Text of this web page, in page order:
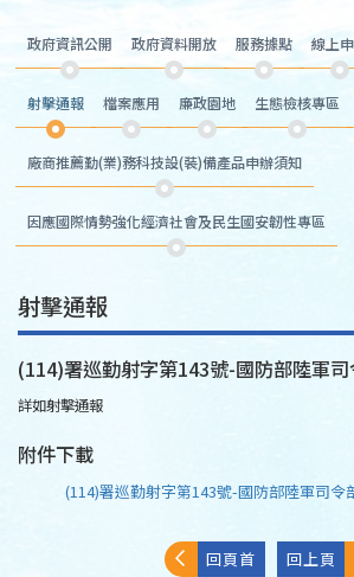
政府資訊公開 政府資料開放 服務據點 線上
射擊通報 檔案應用 廉政園地 生態檢核專區
廠商推薦勤(業)務科技設(裝)備產品申辦須知
因應國際情勢強化經濟社會及民生國安韌性專區
射擊通報
(114)署巡勤射字第143號-國防部陸軍
詳如射擊通報
附件下載
(114)署巡勤射字第143號-國防部陸軍司令
回頁首 回上頁